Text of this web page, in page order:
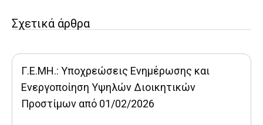
Σχετικά άρθρα
Γ.Ε.ΜΗ.: Υποχρεώσεις Ενημέρωσης και
Ενεργοποίηση Υψηλών Διοικητικών
Προστίμων από 01/02/2026